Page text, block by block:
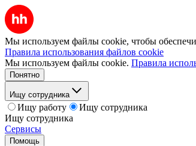
Мы используем файлы cookie, чтобы
Правила использования файлов cookie
Мы используем файлы cookie. Правила
Понятно
Ищу сотрудника
Ищу работу
Ищу сотрудника
Ищу сотрудника
Сервисы
Помощь